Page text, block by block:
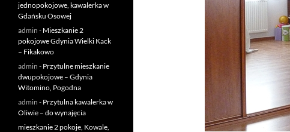
jednopokojowe, kawalerka w
Gdańsku Osowej
admin - Mieszkanie 2
pokojowe Gdynia Wielki Kack
– Fikakowo
admin - Przytulne mieszkanie
dwupokojowe – Gdynia
Witomino, Pogodna
admin - Przytulna kawalerka w
Oliwie – do wynajęcia
mieszkanie 2 pokoje, Kowale,